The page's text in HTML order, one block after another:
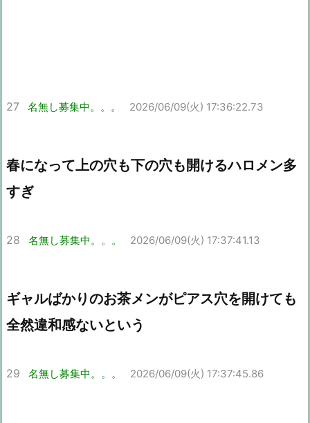
27 名無し募集中。。。 2026/06/09(火) 17:36:22.73
春になって上の穴も下の穴も開けるハロメン多
すぎ
28 名無し募集中。。。 2026/06/09(火) 17:37:41.13
ギャルばかりのお茶メンがピアス穴を開けても
全然違和感ないという
29 名無し募集中。。。 2026/06/09(火) 17:37:45.86